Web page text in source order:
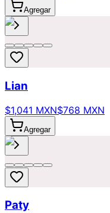
Agregar
Lian
$1,041 MXN$768 MXN
Agregar
Paty